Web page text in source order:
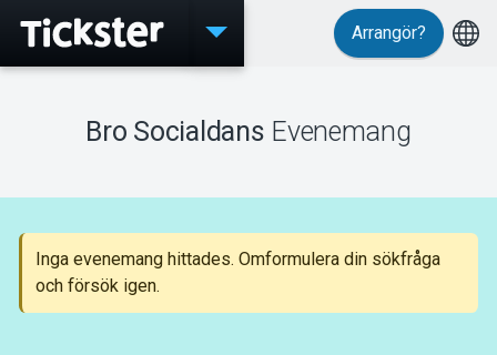
Evenemang
Support
Arrangör?
Bro Socialdans Evenemang
Inga evenemang hittades. Omformulera din sökfråga
och försök igen.